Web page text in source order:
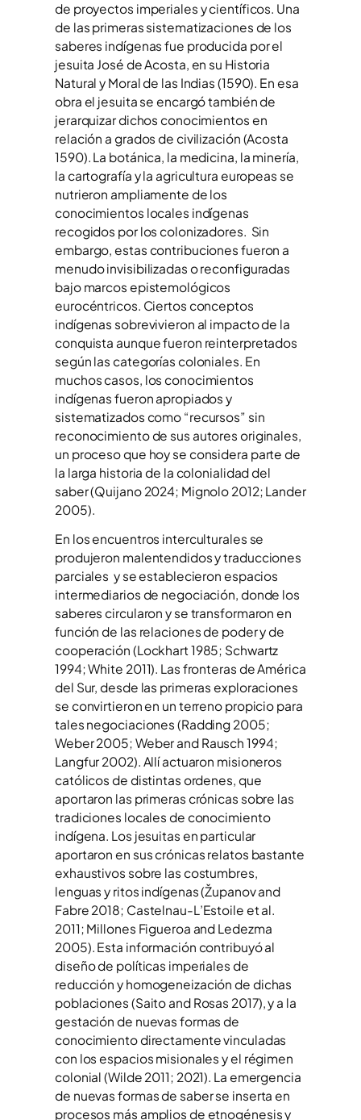
de proyectos imperiales y científicos. Una
de las primeras sistematizaciones de los
saberes indígenas fue producida por el
jesuita José de Acosta, en su Historia
Natural y Moral de las Indias (1590). En esa
obra el jesuita se encargó también de
jerarquizar dichos conocimientos en
relación a grados de civilización (Acosta
1590). La botánica, la medicina, la minería,
la cartografía y la agricultura europeas se
nutrieron ampliamente de los
conocimientos locales indígenas
recogidos por los colonizadores. Sin
embargo, estas contribuciones fueron a
menudo invisibilizadas o reconfiguradas
bajo marcos epistemológicos
eurocéntricos. Ciertos conceptos
indígenas sobrevivieron al impacto de la
conquista aunque fueron reinterpretados
según las categorías coloniales. En
muchos casos, los conocimientos
indígenas fueron apropiados y
sistematizados como “recursos” sin
reconocimiento de sus autores originales,
un proceso que hoy se considera parte de
la larga historia de la colonialidad del
saber (Quijano 2024; Mignolo 2012; Lander
2005).
En los encuentros interculturales se
produjeron malentendidos y traducciones
parciales y se establecieron espacios
intermediarios de negociación, donde los
saberes circularon y se transformaron en
función de las relaciones de poder y de
cooperación (Lockhart 1985; Schwartz
1994; White 2011). Las fronteras de América
del Sur, desde las primeras exploraciones
se convirtieron en un terreno propicio para
tales negociaciones (Radding 2005;
Weber 2005; Weber and Rausch 1994;
Langfur 2002). Allí actuaron misioneros
católicos de distintas ordenes, que
aportaron las primeras crónicas sobre las
tradiciones locales de conocimiento
indígena. Los jesuitas en particular
aportaron en sus crónicas relatos bastante
exhaustivos sobre las costumbres,
lenguas y ritos indígenas (Županov and
Fabre 2018; Castelnau-L’Estoile et al.
2011; Millones Figueroa and Ledezma
2005). Esta información contribuyó al
diseño de políticas imperiales de
reducción y homogeneización de dichas
poblaciones (Saito and Rosas 2017), y a la
gestación de nuevas formas de
conocimiento directamente vinculadas
con los espacios misionales y el régimen
colonial (Wilde 2011; 2021). La emergencia
de nuevas formas de saber se inserta en
procesos más amplios de etnogénesis y